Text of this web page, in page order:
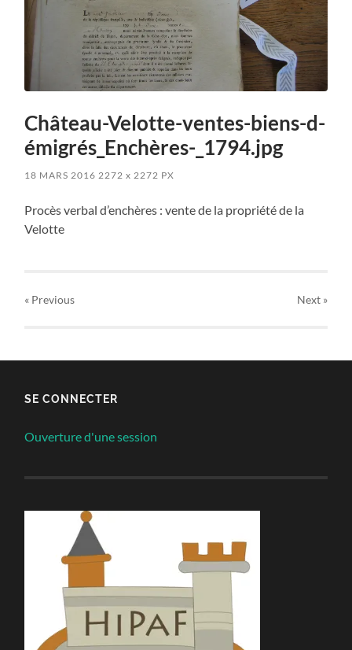
Château-Velotte-ventes-biens-d-
émigrés_Enchères-_1794.jpg
18 MARS 2016 2272x 2272 PX
Procès verbal d’enchères : vente de la propriété de la
Velotte
« Previous Next»
SE CONNECTER
Ouverture d'une session